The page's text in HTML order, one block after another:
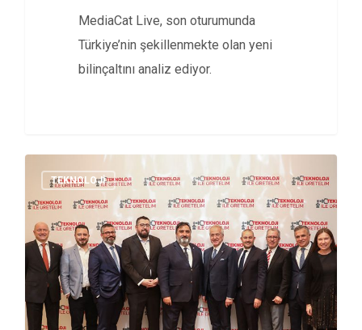
MediaCat Live, son oturumunda
Türkiye’nin şekillenmekte olan yeni
bilinçaltını analiz ediyor.
TEKNOLOJI